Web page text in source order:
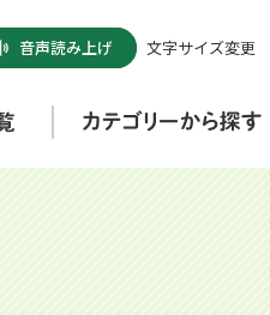
音声読み上げ 文字サイズ変更